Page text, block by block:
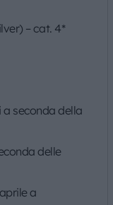
– cat. 4*
seconda della
delle
a